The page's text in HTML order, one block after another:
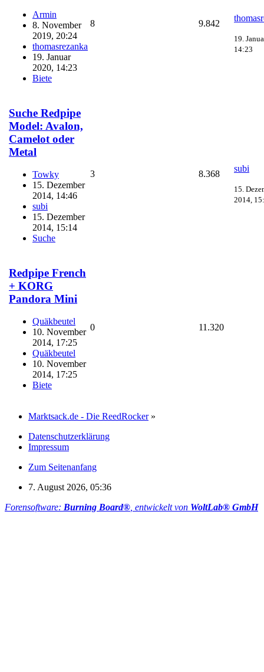
Armin
8. November
2019, 20:24
thomasrezanka
19. Januar
2020, 14:23
Biete
8 9.842
19.
14:23
Suche Redpipe
Model: Avalon,
Camelot oder
Metal
Towky
15. Dezember
2014, 14:46
subi
15. Dezember
2014, 15:14
Suche
3 8.368
subi
15.
2014,
Redpipe French
+ KORG
Pandora Mini
Quäkbeutel
10. November
2014, 17:25
Quäkbeutel
10. November
2014, 17:25
Biete
0 11.320
Marktsack.de - Die ReedRocker »
Datenschutzerklärung
Impressum
Zum Seitenanfang
7. August 2026, 05:36
Forensoftware: Burning Board® , entwickelt von WoltLab® GmbH